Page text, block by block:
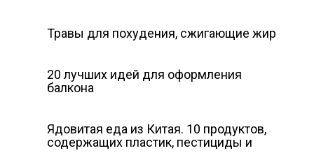
Травы для похудения, сжигающие жир
20 лучших идей для оформления
балкона
Ядовитая еда из Китая. 10 продуктов,
содержащих пластик, пестициды и